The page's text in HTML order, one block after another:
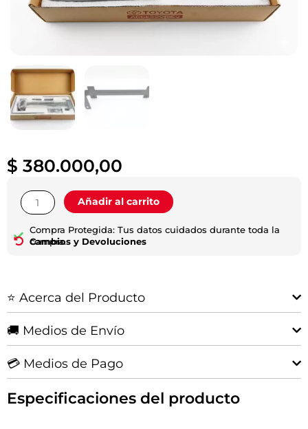
$ 380.000,00
Kit
De
Para
Hilux
cantidad
Añadir al carrito
Compra Protegida: Tus datos cuidados durante toda la
compra.
Cambios y Devoluciones
⭐ Acerca del Producto
🚚 Medios de Envío
💳 Medios de Pago
Especificaciones del producto